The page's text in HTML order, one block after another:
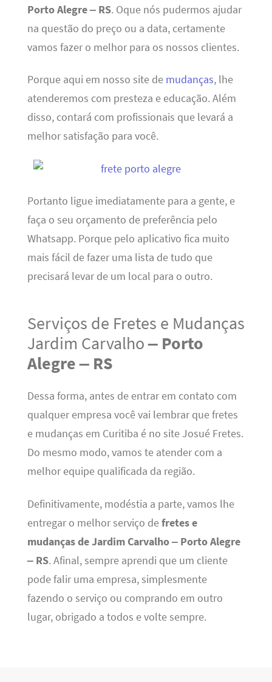
Porto Alegre – RS. Oque nós pudermos ajudar
na questão do preço ou a data, certamente
vamos fazer o melhor para os nossos clientes.
Porque aqui em nosso site de mudanças, lhe
atenderemos com presteza e educação. Além
disso, contará com profissionais que levará a
melhor satisfação para você.
Portanto ligue imediatamente para a gente, e
faça o seu orçamento de preferência pelo
Whatsapp. Porque pelo aplicativo fica muito
mais fácil de fazer uma lista de tudo que
precisará levar de um local para o outro.
Serviços de Fretes e Mudanças
Jardim Carvalho– Porto
Alegre – RS
Dessa forma, antes de entrar em contato com
qualquer empresa você vai lembrar que fretes
e mudanças em Curitiba é no site Josué Fretes.
Do mesmo modo, vamos te atender com a
melhor equipe qualificada da região.
Definitivamente, modéstia a parte, vamos lhe
entregar o melhor serviço defretes e
mudanças de Jardim Carvalho – Porto Alegre
– RS. Afinal, sempre aprendi que um cliente
pode falir uma empresa, simplesmente
fazendo o serviço ou comprando em outro
lugar, obrigado a todos e volte sempre.